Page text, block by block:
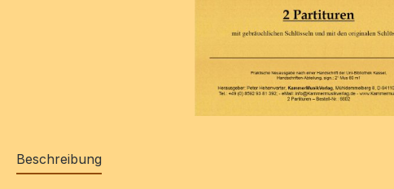
Beschreibung